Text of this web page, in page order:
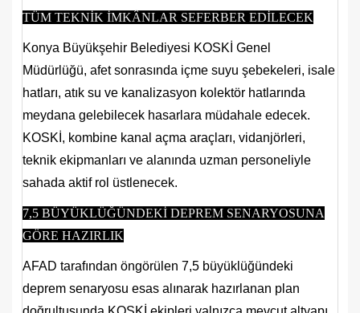
TÜM TEKNİK İMKÂNLAR SEFERBER EDİLECEK
Konya Büyükşehir Belediyesi KOSKİ Genel
Müdürlüğü, afet sonrasında içme suyu şebekeleri, isale
hatları, atık su ve kanalizasyon kolektör hatlarında
meydana gelebilecek hasarlara müdahale edecek.
KOSKİ, kombine kanal açma araçları, vidanjörleri,
teknik ekipmanları ve alanında uzman personeliyle
sahada aktif rol üstlenecek.
7,5 BÜYÜKLÜĞÜNDEKİ DEPREM SENARYOSUNA
GÖRE HAZIRLIK
AFAD tarafından öngörülen 7,5 büyüklüğündeki
deprem senaryosu esas alınarak hazırlanan plan